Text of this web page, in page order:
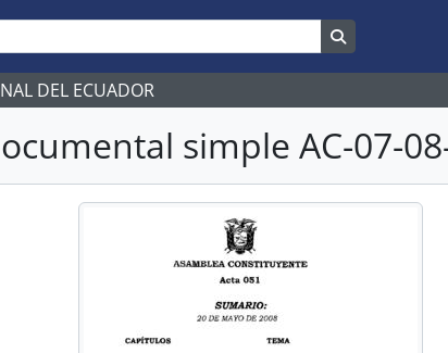
DEL ECUADOR
simple AC-07-